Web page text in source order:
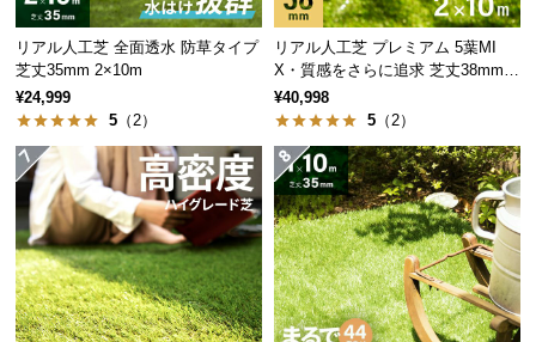
グレードアップした自然で美しいつや
リアル人工芝 全面透水 防草タイプ
芝丈35mm 2×10m
¥24,999
5 （2）
リアル人工芝 プレミアム 5葉MI
X・質感をさらに追求 芝丈38mm 2
×10m
¥40,998
5 （2）